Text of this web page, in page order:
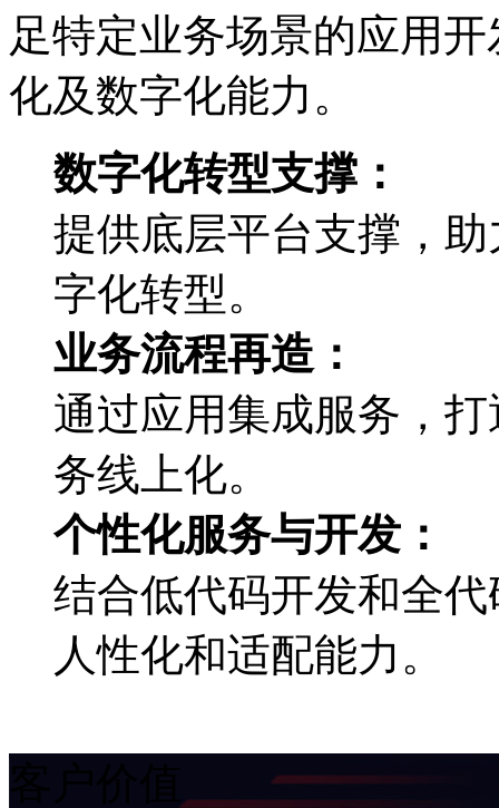
足特定业务场景的应用开
化及数字化能力。
数字化转型支撑：
提供底层平台支撑
字化转型。
业务流程再造：
通过应用集成服务，
务线上化。
个性化服务与开发：
结合低代码开发和全代
人性化和适配能力。